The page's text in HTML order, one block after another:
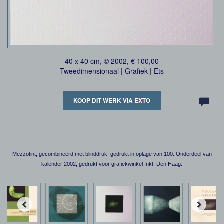
40 x 40 cm, © 2002, € 100,00
Tweedimensionaal | Grafiek | Ets
KOOP DIT WERK VIA EXTO
Mezzotint, gecombineerd met blinddruk, gedrukt in oplage van 100. Onderdeel van
kalender 2002, gedrukt voor grafiekwinkel Inkt, Den Haag.